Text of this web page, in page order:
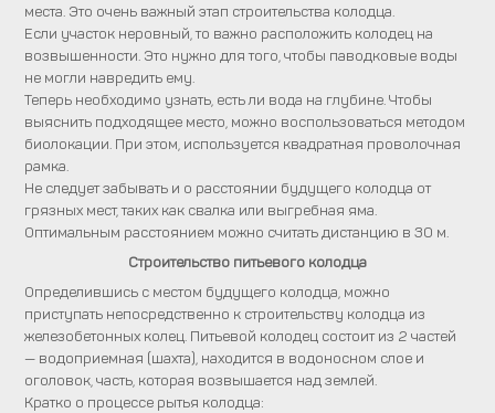
места. Это очень важный этап строительства колодца.
Если участок неровный, то важно расположить колодец на
возвышенности. Это нужно для того, чтобы паводковые воды
не могли навредить ему.
Теперь необходимо узнать, есть ли вода на глубине. Чтобы
выяснить подходящее место, можно воспользоваться методом
биолокации. При этом, используется квадратная проволочная
рамка.
Не следует забывать и о расстоянии будущего колодца от
грязных мест, таких как свалка или выгребная яма.
Оптимальным расстоянием можно считать дистанцию в 30 м.
Строительство питьевого колодца
Определившись с местом будущего колодца, можно
приступать непосредственно к строительству колодца из
железобетонных колец. Питьевой колодец состоит из 2 частей
— водоприемная (шахта), находится в водоносном слое и
оголовок, часть, которая возвышается над землей.
Кратко о процессе рытья колодца: